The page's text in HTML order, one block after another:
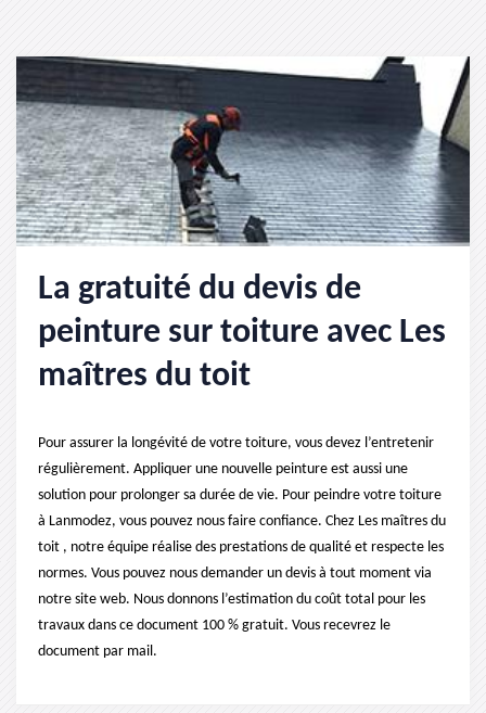
La gratuité du devis de
peinture sur toiture avec Les
maîtres du toit
Pour assurer la longévité de votre toiture, vous devez l’entretenir
régulièrement. Appliquer une nouvelle peinture est aussi une
solution pour prolonger sa durée de vie. Pour peindre votre toiture
à Lanmodez, vous pouvez nous faire confiance. Chez Les maîtres du
toit , notre équipe réalise des prestations de qualité et respecte les
normes. Vous pouvez nous demander un devis à tout moment via
notre site web. Nous donnons l’estimation du coût total pour les
travaux dans ce document 100 % gratuit. Vous recevrez le
document par mail.